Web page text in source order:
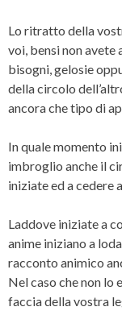
Lo ritratto della
voi, bensi non avete
bisogni, gelosie
della circolo
ancora che tipo di
In quale momento
imbroglio anche il
iniziate ed a cedere
Laddove iniziate a
anime iniziano a
racconto animico
Nel caso che non lo
faccia della vostra